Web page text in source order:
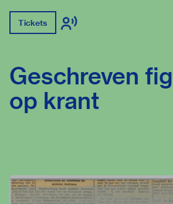
Tickets
Geschreven
op krant